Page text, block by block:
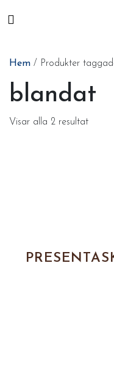
Hem / Produkter
blandat
Visar alla 2 resultat